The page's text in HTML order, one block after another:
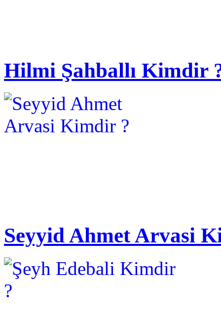
Hilmi Şahballı Kimdir
Seyyid Ahmet Arvasi